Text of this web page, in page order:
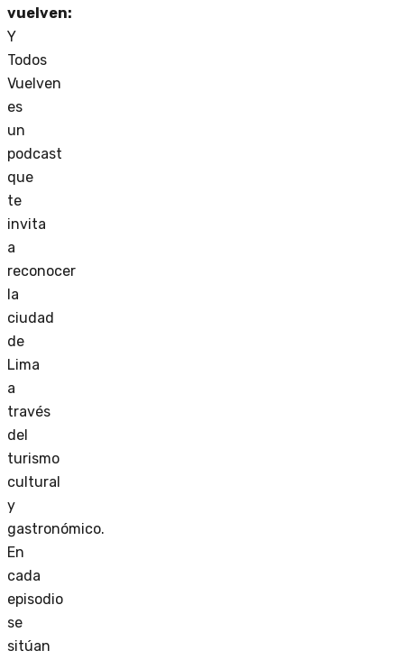
vuelven:
Y
Todos
Vuelven
es
un
podcast
que
te
invita
a
reconocer
la
ciudad
de
Lima
a
través
del
turismo
cultural
y
gastronómico.
En
cada
episodio
se
sitúan